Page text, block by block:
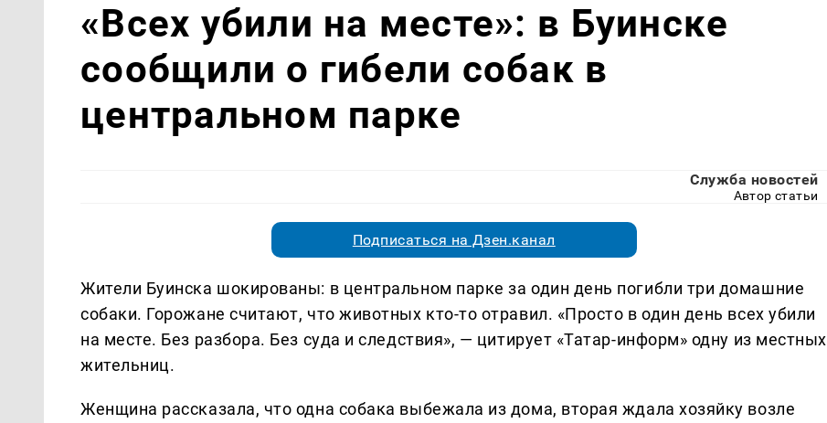
«Всех убили на месте»: в Буинске
сообщили о гибели собак в
центральном парке
Служба новостей
Автор статьи
Подписаться на Дзен.канал
Жители Буинска шокированы: в центральном парке за один день погибли три домашние
собаки. Горожане считают, что животных кто-то отравил. «Просто в один день всех убили
на месте. Без разбора. Без суда и следствия», — цитирует «Татар-информ» одну из местных
жительниц.
Женщина рассказала, что одна собака выбежала из дома, вторая ждала хозяйку возле